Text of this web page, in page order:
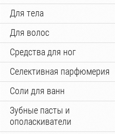
Для тела
Для волос
Средства для ног
Селективная парфюмерия
Соли для ванн
Зубные пасты и
ополаскиватели